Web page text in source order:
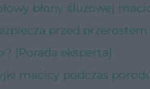
błony śluzowej
przed
[Porada eksperta]
macicy podczas